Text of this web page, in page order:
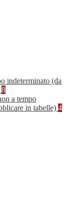
indeterminato (da
8
a tempo
in tabelle) 4